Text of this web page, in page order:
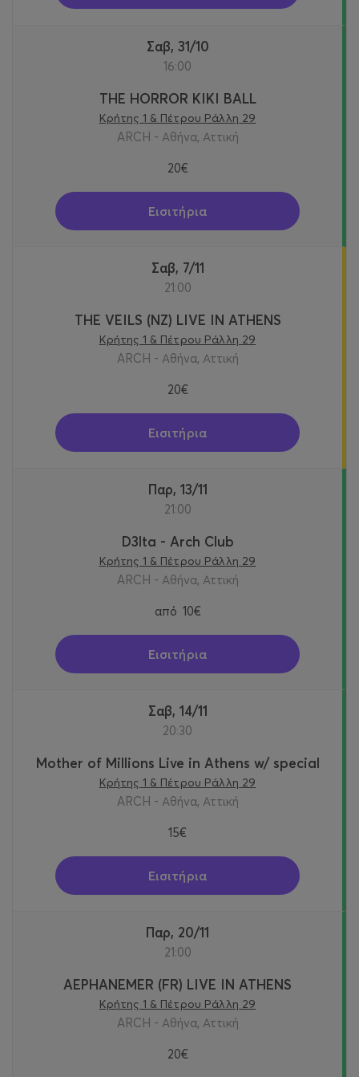
Σαβ, 31/10
16:00
THE HORROR KIKI BALL
Κρήτης 1 & Πέτρου Ράλλη 29
ARCH - Αθήνα, Αττική
20€
Εισιτήρια
Σαβ, 7/11
21:00
THE VEILS (NZ) LIVE IN ATHENS
Κρήτης 1 & Πέτρου Ράλλη 29
ARCH - Αθήνα, Αττική
20€
Εισιτήρια
Παρ, 13/11
21:00
D3lta - Arch Club
Κρήτης 1 & Πέτρου Ράλλη 29
ARCH - Αθήνα, Αττική
από 10€
Εισιτήρια
Σαβ, 14/11
20:30
Mother of Millions Live in Athens w/ special
Κρήτης 1 & Πέτρου Ράλλη 29
ARCH - Αθήνα, Αττική
15€
Εισιτήρια
Παρ, 20/11
21:00
AEPHANEMER (FR) LIVE IN ATHENS
Κρήτης 1 & Πέτρου Ράλλη 29
ARCH - Αθήνα, Αττική
20€